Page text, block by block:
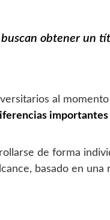
obtener un
al
importantes
de forma
basado en una